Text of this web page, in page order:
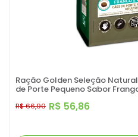
Ração Golden Seleção
de Porte Pequeno Sabor
R$ 56,86
R$ 66,90